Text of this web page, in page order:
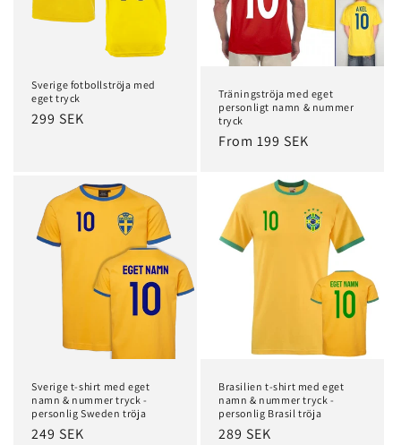
Sverige fotbollströja med
eget tryck
Regular
299 SEK
Träningströja med eget
personligt namn & nummer
tryck
Regular
From 199 SEK
Sverige t-shirt med eget
namn & nummer tryck -
personlig Sweden tröja
Regular
249 SEK
Brasilien t-shirt med eget
namn & nummer tryck -
personlig Brasil tröja
Regular
289 SEK